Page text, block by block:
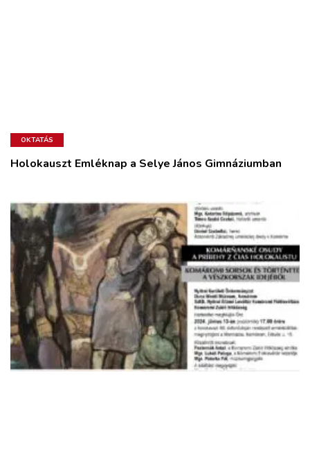
OKTATÁS
Holokauszt Emléknap a Selye János Gimnáziumban